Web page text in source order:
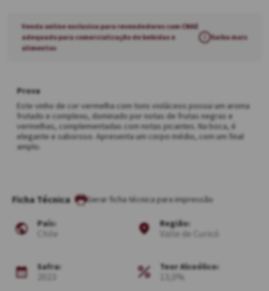
Venda online exclusiva para revendedores com CNAE
adequado para comercialização de bebidas e
alimentos
Saiba mais
Prova
Este vinho de cor vermelha com tons violáceos possui um aroma
frutado e complexo, dominado por notas de frutas negras e
vermelhas, complementadas com notas picantes. Na boca, é
elegante e saboroso. Apresenta um corpo médio, com um final
amplo.
Ficha Técnica
País:
Chile
Região:
Valle de Curicó
Safra: Teor Alcoólico: